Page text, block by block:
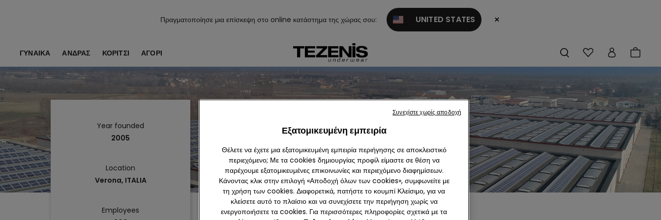
Πραγματοποίησε μια επίσκεψη στο online κατάστημα της χώρας σου: UNITED STATES ×
ΓΥΝΑΙΚΑ ΑΝΔΡΑΣ ΚΟΡΊΤΣΙ ΑΓΌΡΙ
Year founded
2005
Location
Verona, ITALIA
Employees
Εξατομικευμένη εμπειρία
Θέλετε να έχετε μια εξατομικευμένη εμπειρία περιήγησης σε αποκλειστικό
περιεχόμενο; Με τα cookies δημιουργίας προφίλ είμαστε σε θέση να
παρέχουμε εξατομικευμένες επικοινωνίες και περιεχόμενο διαφημίσεων.
Κάνοντας κλικ στην επιλογή «Αποδοχή όλων των cookies», συμφωνείτε με
τη χρήση των cookies. Διαφορετικά, πατήστε το κουμπί Κλείσιμο, για να
κλείσετε αυτό το πλαίσιο και να συνεχίσετε την περιήγηση χωρίς να
ενεργοποιήσετε τα cookies. Για περισσότερες πληροφορίες σχετικά με τα
Συνεχίστε χωρίς αποδοχή